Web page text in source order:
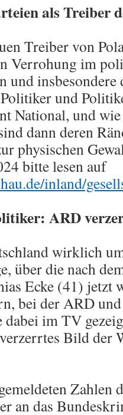
als Treiber
Treiber von
Verrohung im
und
und
National, und
dann deren
physischen
bitte lesen auf
inland/
ARD
wirklich
über die nach
Ecke (41) jetzt
bei der ARD
im TV
Bild der
Zahlen
an das